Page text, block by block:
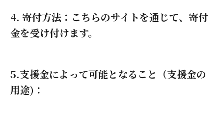
4. 寄付方法：こちらのサイトを通じて、寄付
金を受け付けます。
5.支援金によって可能となること（支援金の
用途)：